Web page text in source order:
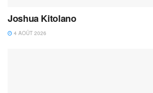
Joshua Kitolano
4 AOÛT 2026